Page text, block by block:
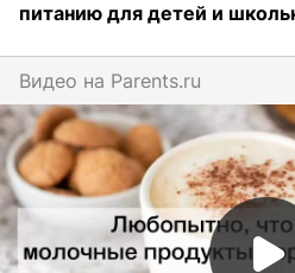
питанию для детей и
Видео на parents.ru